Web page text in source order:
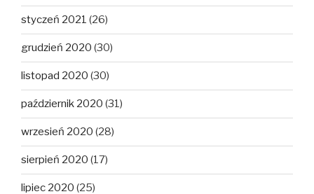
styczeń 2021 (26)
grudzień 2020 (30)
listopad 2020 (30)
październik 2020 (31)
wrzesień 2020 (28)
sierpień 2020 (17)
lipiec 2020 (25)